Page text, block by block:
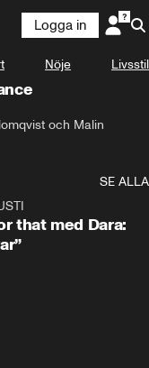
Logga in
Nöje Livsstil
och Malin
SE ALLA
that med Dara: